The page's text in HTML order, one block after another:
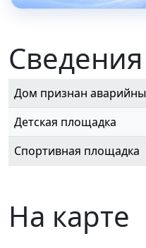
Дом признан
Детская площадка
Спортивная площадка
На карте